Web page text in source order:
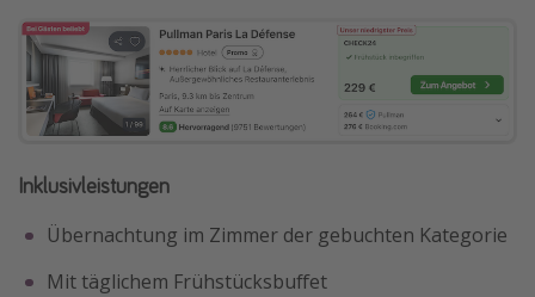
Inklusivleistungen
Übernachtung im Zimmer der gebuchten Kategorie
Mit täglichem Frühstücksbuffet